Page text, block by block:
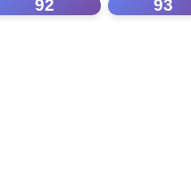
92 93